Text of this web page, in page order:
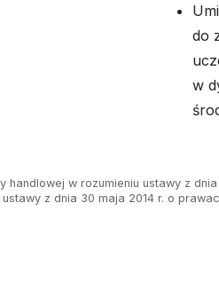
do
w
w rozumieniu ustawy z
z dnia 30 maja 2014 r. o